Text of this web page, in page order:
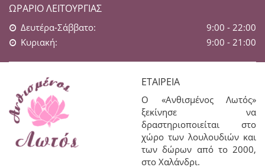
ΩΡΆΡΙΟ ΛΕΙΤΟΥΡΓΊΑΣ
Δευτέρα-Σάββατο:
9:00 - 22:00
Κυριακή:
9:00 - 21:00
ΕΤΑΙΡΕΊΑ
Ο «Ανθισμένος Λωτός»
ξεκίνησε να
δραστηριοποιείται στο
χώρο των λουλουδιών και
των δώρων από το 2000,
στο Χαλάνδρι.